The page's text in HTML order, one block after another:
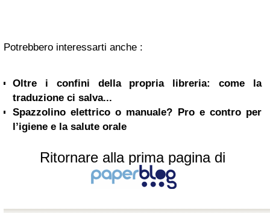
Potrebbero interessarti anche :
Oltre i confini della propria libreria: come la
traduzione ci salva...
Spazzolino elettrico o manuale? Pro e contro per
l’igiene e la salute orale
Ritornare alla prima pagina di